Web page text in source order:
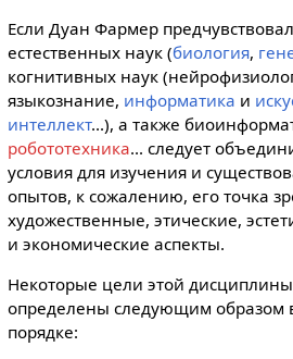
Если Дуан Фармер
естественных наук (биология,
когнитивных наук
языкознание, информатика и
интеллект...), а также
робототехника... следует
условия для изучения и
опытов, к сожалению, его точка
художественные, этические,
и экономические аспекты.
Некоторые цели этой
определены следующим образом
порядке: